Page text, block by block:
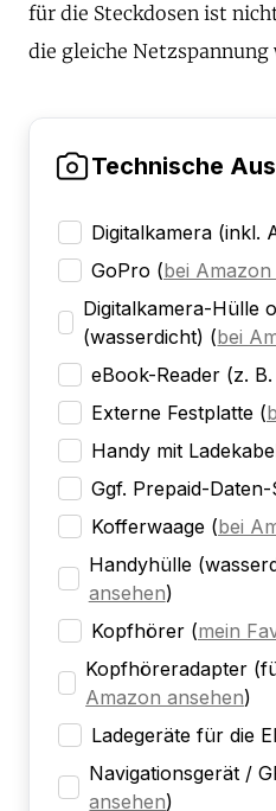
für die Steckdosen ist
die gleiche Netzspannung
Technische
Digitalkamera (inkl.
GoPro (bei
Digitalkamera-Hülle
(wasserdicht) (bei
eBook-Reader (z.
Externe Festplatte (
Handy mit
Ggf. Prepaid-
Kofferwaage (bei
Handyhülle
ansehen)
Kopfhörer (mein
Kopfhöreradapter
Amazon ansehen)
Ladegeräte für die
Navigationsgerät /
ansehen)